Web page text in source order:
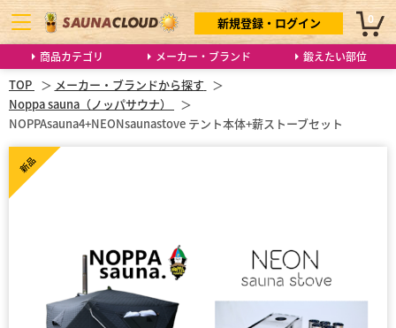
商品カテゴリ メーカー・ブランド 鍛えたい部位
新規登録・ログイン 0
TOP
メーカー・ブランドから探す
Noppa sauna（ノッパサウナ）
NOPPAsauna4+NEONsaunastove テント本体+薪ストーブセット
新品